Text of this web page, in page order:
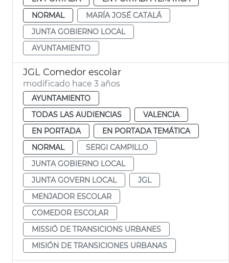
NORMAL
MARÍA JOSÉ CATALÁ
JUNTA GOBIERNO LOCAL
AYUNTAMIENTO
JGL Comedor escolar
modificado hace 3 años
AYUNTAMIENTO
TODAS LAS AUDIENCIAS
VALENCIA
EN PORTADA
EN PORTADA TEMÁTICA
NORMAL
SERGI CAMPILLO
JUNTA GOBIERNO LOCAL
JUNTA GOVERN LOCAL
JGL
MENJADOR ESCOLAR
COMEDOR ESCOLAR
MISSIÓ DE TRANSICIONS URBANES
MISIÓN DE TRANSICIONES URBANAS